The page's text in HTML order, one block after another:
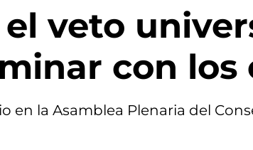
veto
con los
en la Asamblea Plenaria del